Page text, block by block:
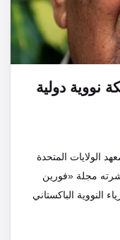
نووية دولية
الولايات المتحدة
مجلة «فورين
النووية الباكستاني